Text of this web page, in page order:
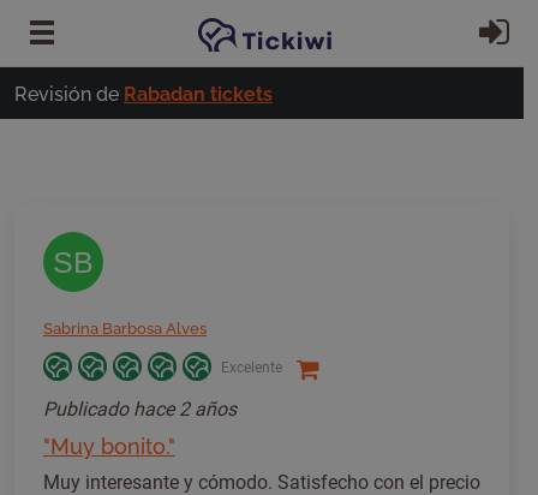
Revisión de Rabadan tickets
SB
Sabrina Barbosa Alves
Excelente
Publicado hace 2 años
"Muy bonito."
Muy interesante y cómodo. Satisfecho con el precio